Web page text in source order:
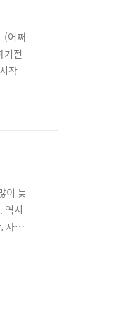
(어쩌
기전
작하
스
이 늦
역시
사실
겠